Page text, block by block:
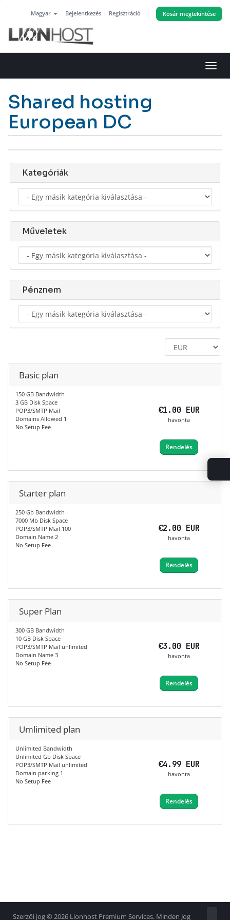
Magyar Bejelentkezés Regisztráció Kosár megtekintése
a
Shared hosting
European DC
Kategóriák
Műveletek
Pénznem
Basic plan
150 GB Bandwidth
3 GB Disk Space
POP3/SMTP Mail
Domains Allowed 1
No Setup Fee
€1.00 EUR
havonta
Rendelés
Starter plan
250 Gb Bandwidth
7000 Mb Disk Space
POP3/SMTP Mail 100
Domain Name 2
No Setup Fee
€2.00 EUR
havonta
Rendelés
Super Plan
300 GB Bandwidth
10 GB Disk Space
POP3/SMTP Mail unlimited
Domain Name 3
No Setup Fee
€3.00 EUR
havonta
Rendelés
Umlimited plan
Unlimited Bandwidth
Unlimited Gb Disk Space
POP3/SMTP Mail unlimited
Domain parking 1
No Setup Fee
€4.99 EUR
havonta
Rendelés
Szerzői jog © 2026 Lionhost Premium Services. Minden Jog